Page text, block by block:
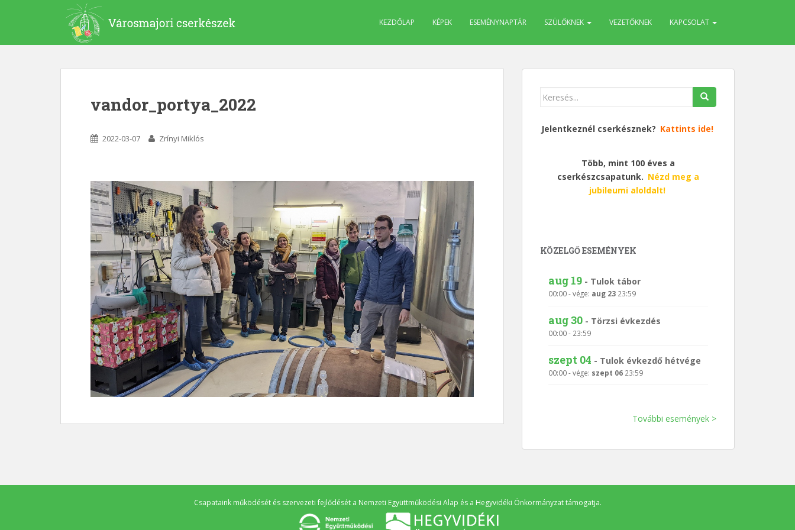
p
KEZDŐLAP KÉPEK ESEMÉNYNAPTÁR SZÜLŐKNEK VEZETŐKNEK KAPCSOLAT
vandor_portya_2022
2022-03-07 Zrínyi Miklós
Keresés
Jelentkeznél cserkésznek? Kattints ide!
Több, mint 100 éves a
cserkészcsapatunk. Nézd meg a
jubileumi aloldalt!
KÖZELGŐ ESEMÉNYEK
aug 19 - Tulok tábor
00:00- vége: aug 23 23:59
aug 30 - Törzsi évkezdés
00:00- 23:59
szept 04 - Tulok évkezdő hétvége
00:00- vége: szept 06 23:59
További események >
Csapataink működését és szervezeti fejlődését a Nemzeti Együttműködési Alap és a Hegyvidéki Önkormányzattámogatja.